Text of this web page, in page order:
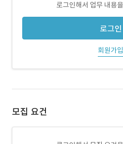
로그인해서 업무 내용
로그인
회원가입
모집 요건